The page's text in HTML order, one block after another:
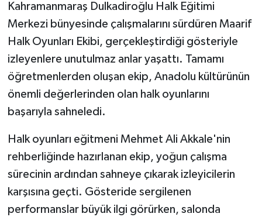
Kahramanmaraş Dulkadiroğlu Halk Eğitimi
Merkezi bünyesinde çalışmalarını sürdüren Maarif
Halk Oyunları Ekibi, gerçekleştirdiği gösteriyle
izleyenlere unutulmaz anlar yaşattı. Tamamı
öğretmenlerden oluşan ekip, Anadolu kültürünün
önemli değerlerinden olan halk oyunlarını
başarıyla sahneledi.
Halk oyunları eğitmeni Mehmet Ali Akkale'nin
rehberliğinde hazırlanan ekip, yoğun çalışma
sürecinin ardından sahneye çıkarak izleyicilerin
karşısına geçti. Gösteride sergilenen
performanslar büyük ilgi görürken, salonda
YEREL YÖNETİM
MEDYA
ÜÇÜNCÜ SAYFA
Yemek
SİVİL TOPLUM